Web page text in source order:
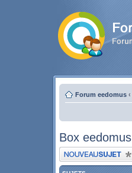
Forum eedomus ‹
Box eedomus
Publier un nouveau sujet